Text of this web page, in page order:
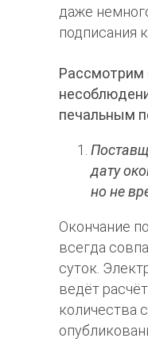
даже
подписания
Рассмотрим
печальным
дату
но не
Окончание
всегда
суток.
ведёт
количества